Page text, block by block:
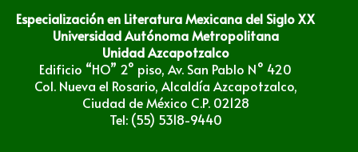
Especialización en Literatura Mexicana del Siglo XX
Universidad Autónoma Metropolitana
Unidad Azcapotzalco
Edificio “HO” 2° piso, Av. San Pablo N° 420
Col. Nueva el Rosario, Alcaldía Azcapotzalco,
Ciudad de México C.P. 02128
Tel: (55) 5318-9440